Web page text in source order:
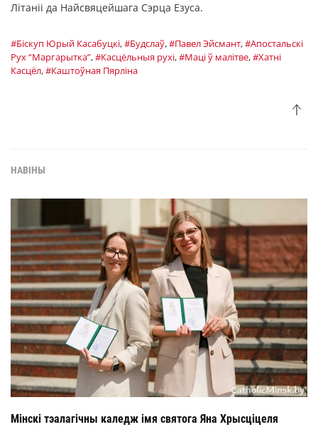
Літаніі да Найсвяцейшага Сэрца Езуса.
#Біскуп Юрый Касабуцкі,#Будслаў,#Павел Эйсмант,#Апостальскі
Рух “Маргарытка”,#Касцёльныя рухі,#Маці ў малітве,#Хатні
Касцёл,#Каштоўная Пярліна
НАВІНЫ
Мінскі тэалагічны каледж імя святога Яна Хрысціцеля